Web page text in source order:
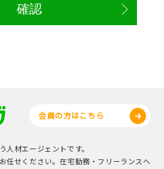
会員の方はこちら
人材エージェントです。
任せください。在宅勤務・フリーランスへ